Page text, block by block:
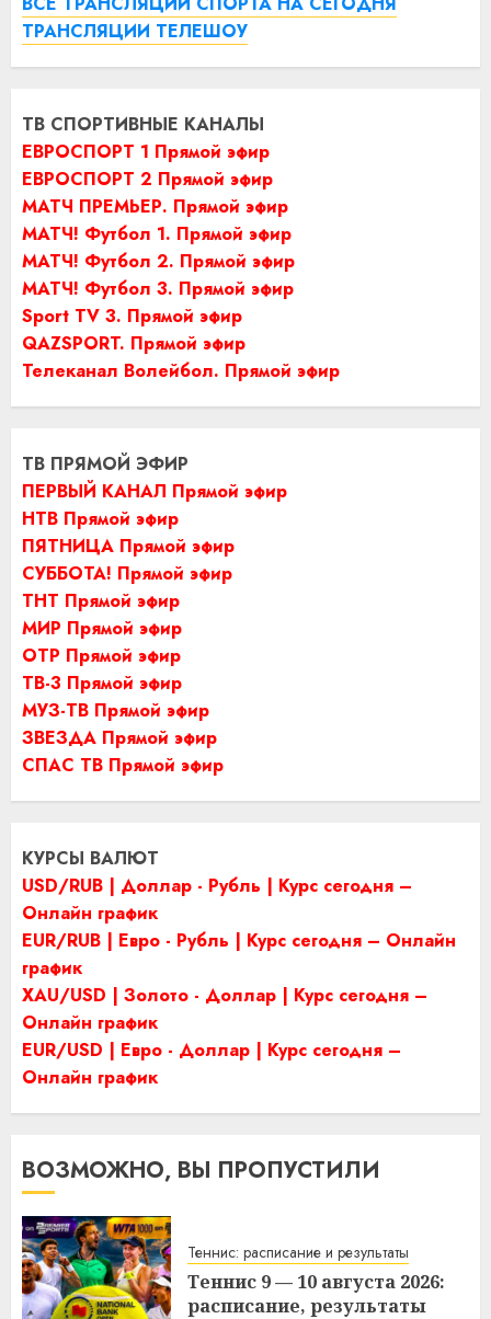
ТРАНСЛЯЦИИ ТЕЛЕШОУ
ТВ СПОРТИВНЫЕ КАНАЛЫ
ЕВРОСПОРТ 1 Прямой эфир
ЕВРОСПОРТ 2 Прямой эфир
МАТЧ ПРЕМЬЕР. Прямой эфир
МАТЧ! Футбол 1. Прямой эфир
МАТЧ! Футбол 2. Прямой эфир
МАТЧ! Футбол 3. Прямой эфир
Sport TV 3. Прямой эфир
QAZSPORT. Прямой эфир
Телеканал Волейбол. Прямой эфир
ТВ ПРЯМОЙ ЭФИР
ПЕРВЫЙ КАНАЛ Прямой эфир
НТВ Прямой эфир
ПЯТНИЦА Прямой эфир
СУББОТА! Прямой эфир
ТНТ Прямой эфир
МИР Прямой эфир
ОТР Прямой эфир
ТВ-3 Прямой эфир
МУЗ-ТВ Прямой эфир
ЗВЕЗДА Прямой эфир
СПАС ТВ Прямой эфир
КУРСЫ ВАЛЮТ
USD/RUB | Доллар - Рубль | Курс сегодня –
Онлайн график
EUR/RUB | Евро - Рубль | Курс сегодня – Онлайн
график
XAU/USD | Золото - Доллар | Курс сегодня –
Онлайн график
EUR/USD | Евро - Доллар | Курс сегодня –
Онлайн график
ВОЗМОЖНО, ВЫ ПРОПУСТИЛИ
Теннис: расписание и результаты
Теннис 9 — 10 августа 2026:
расписание, результаты